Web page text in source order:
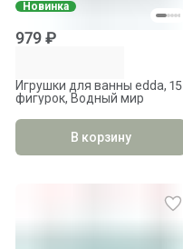
Новинка
979 ₽
Игрушки для ванны edda, 15
фигурок, Водный мир
В корзину